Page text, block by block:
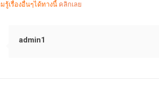
รู้เรื่องอื่นๆได้ทางนี้ คลิกเลย
admin1